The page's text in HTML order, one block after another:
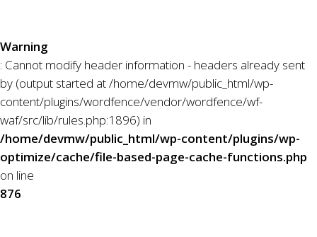
Warning
: Cannot modify header information - headers already sent
by (output started at /home/devmw/public_html/wp-
content/plugins/wordfence/vendor/wordfence/wf-
waf/src/lib/rules.php:1896) in
/home/devmw/public_html/wp-content/plugins/wp-
optimize/cache/file-based-page-cache-functions.php
on line
876